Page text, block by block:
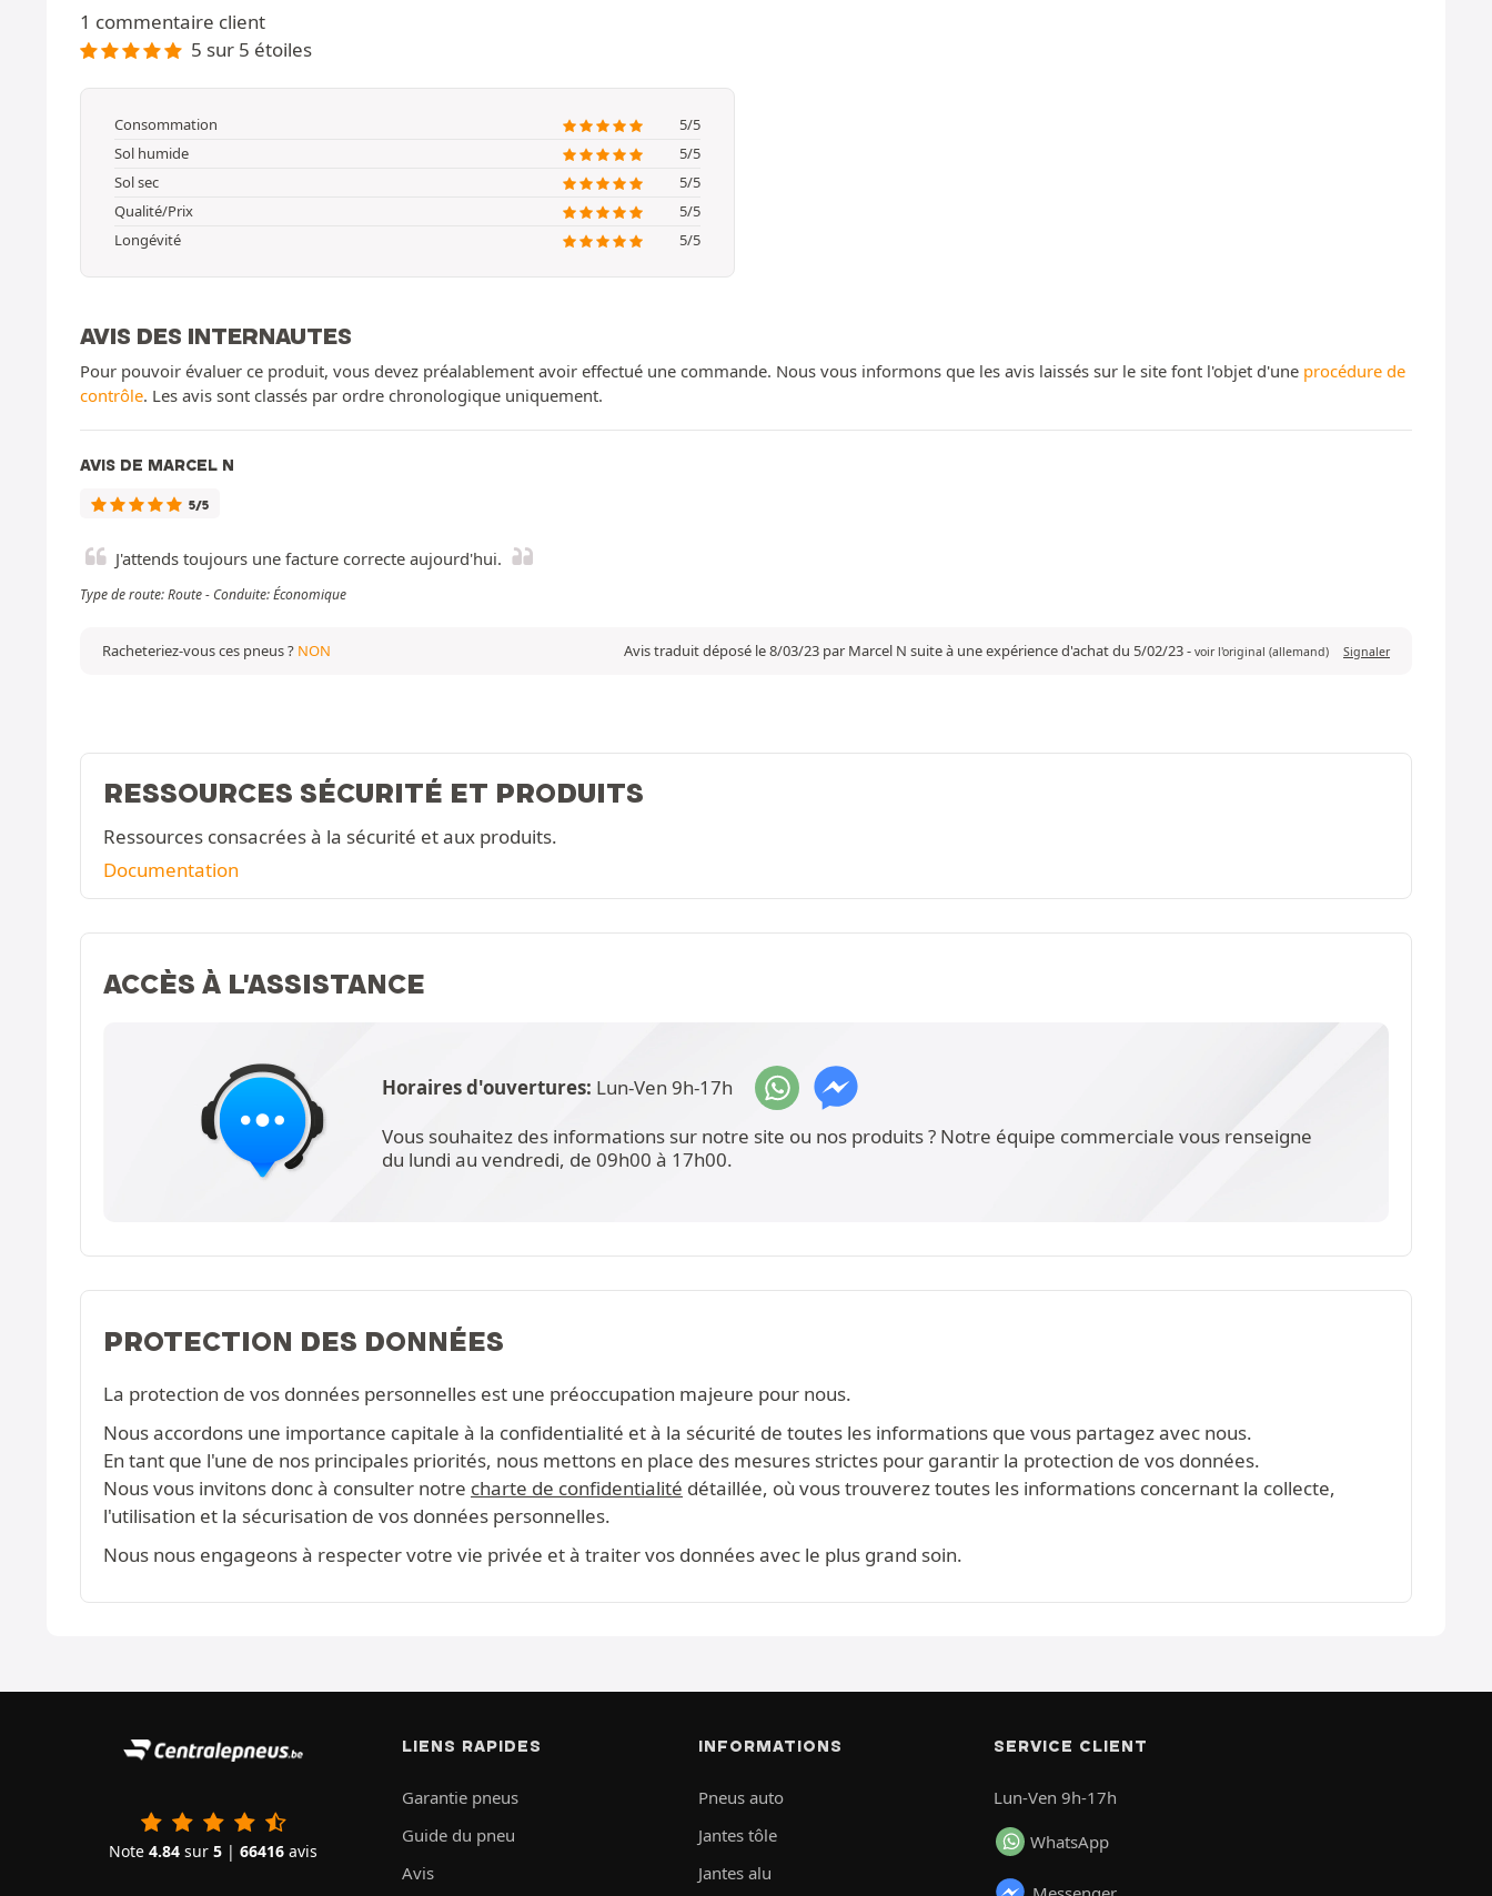
1 commentaire client
5 sur 5 étoiles
Consommation
5/5
Sol humide
5/5
Sol sec
5/5
Qualité/Prix
5/5
Longévité
5/5
AVIS DES INTERNAUTES
Pour pouvoir évaluer ce produit, vous devez préalablement avoir effectué une commande. Nous vous informons que les avis laissés sur le site font l'objet d'une procédure de
contrôle. Les avis sont classés par ordre chronologique uniquement.
AVIS DE MARCEL N
5/5
J'attends toujours une facture correcte aujourd'hui.
Type de route: Route - Conduite: Économique
Avis traduit déposé le 8/03/23 par Marcel N suite à une expérience d'achat du 5/02/23- voir l'original (allemand) Signaler
Racheteriez-vous ces pneus ? NON
RESSOURCES SÉCURITÉ ET PRODUITS
Ressources consacrées à la sécurité et aux produits.
Documentation
ACCÈS À L'ASSISTANCE
Horaires d'ouvertures: Lun-Ven 9h-17h
Vous souhaitez des informations sur notre site ou nos produits ? Notre équipe commerciale vous renseigne
du lundi au vendredi, de 09h00 à 17h00.
PROTECTION DES DONNÉES
La protection de vos données personnelles est une préoccupation majeure pour nous.
Nous accordons une importance capitale à la confidentialité et à la sécurité de toutes les informations que vous partagez avec nous.
En tant que l'une de nos principales priorités, nous mettons en place des mesures strictes pour garantir la protection de vos données.
Nous vous invitons donc à consulter notre charte de confidentialité détaillée, où vous trouverez toutes les informations concernant la collecte,
l'utilisation et la sécurisation de vos données personnelles.
Nous nous engageons à respecter votre vie privée et à traiter vos données avec le plus grand soin.
Note 4.84 sur 5 | 66416 avis
LIENS RAPIDES
Garantie pneus
Guide du pneu
Avis
INFORMATIONS
Pneus auto
Jantes tôle
Jantes alu
SERVICE CLIENT
Lun-Ven 9h-17h
WhatsApp